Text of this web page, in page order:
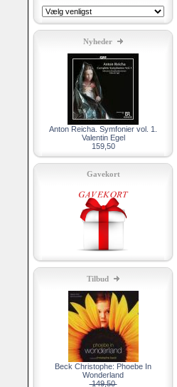
Nyheder
Anton Reicha. Symfonier vol. 1.
Valentin Egel
159,50
Gavekort
Tilbud
Beck Christophe: Phoebe In
Wonderland
149,50